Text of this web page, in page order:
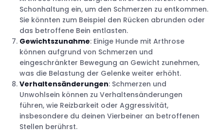
Schonhaltung ein, um den Schmerzen zu entkommen.
Sie könnten zum Beispiel den Rücken abrunden oder
das betroffene Bein entlasten.
Gewichtszunahme: Einige Hunde mit Arthrose
können aufgrund von Schmerzen und
eingeschränkter Bewegung an Gewicht zunehmen,
was die Belastung der Gelenke weiter erhöht.
Verhaltensänderungen: Schmerzen und
Unwohlsein können zu Verhaltensänderungen
führen, wie Reizbarkeit oder Aggressivität,
insbesondere du deinen Vierbeiner an betroffenen
Stellen berührst.